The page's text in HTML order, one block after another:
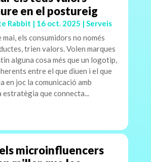
en el postureig
Rabbit | 16 oct. 2025 | Serveis
mai, els consumidors no només
trien valors. Volen marques
alguna cosa més que un logotip,
entre el que diuen i el que
en joc la comunicació amb
estratègia que connecta...
microinfluencers